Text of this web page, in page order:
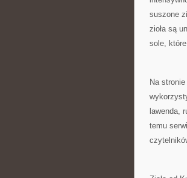
suszone
zioła są
sole,
Na
lawenda,
temu